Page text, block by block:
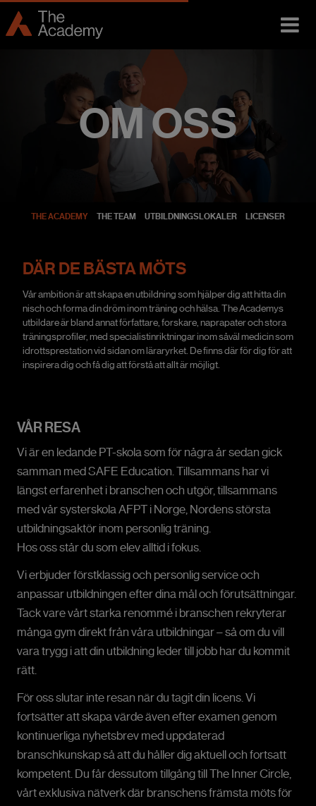
OM OSS
THE ACADEMY THE TEAM UTBILDNINGSLOKALER LICENSER
DÄR DE BÄSTA MÖTS
Vår ambition är att skapa en utbildning som hjälper dig att hitta din
nisch och forma din dröm inom träning och hälsa. The Academys
utbildare är bland annat författare, forskare, naprapater och stora
träningsprofiler, med specialistinriktningar inom såväl medicin som
idrottsprestation vid sidan om läraryrket. De finns där för dig för att
inspirera dig och få dig att förstå att allt är möjligt.
VÅR RESA
Vi är en ledande PT-skola som för några år sedan gick
samman med SAFE Education. Tillsammans har vi
längst erfarenhet i branschen och utgör, tillsammans
med vår systerskola AFPT i Norge, Nordens största
utbildningsaktör inom personlig träning.
Hos oss står du som elev alltid i fokus.
Vi erbjuder förstklassig och personlig service och
anpassar utbildningen efter dina mål och förutsättningar.
Tack vare vårt starka renommé i branschen rekryterar
många gym direkt från våra utbildningar – så om du vill
vara trygg i att din utbildning leder till jobb har du kommit
rätt.
För oss slutar inte resan när du tagit din licens. Vi
fortsätter att skapa värde även efter examen genom
kontinuerliga nyhetsbrev med uppdaterad
branschkunskap så att du håller dig aktuell och fortsatt
kompetent. Du får dessutom tillgång till The Inner Circle,
vårt exklusiva nätverk där branschens främsta möts för